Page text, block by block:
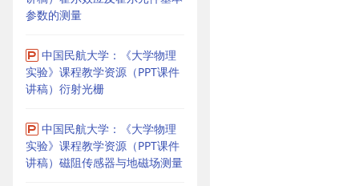
参数的测量
中国民航大学：《大学物理
实验》课程教学资源（PPT课件
讲稿）衍射光栅
中国民航大学：《大学物理
实验》课程教学资源（PPT课件
讲稿）磁阻传感器与地磁场测量